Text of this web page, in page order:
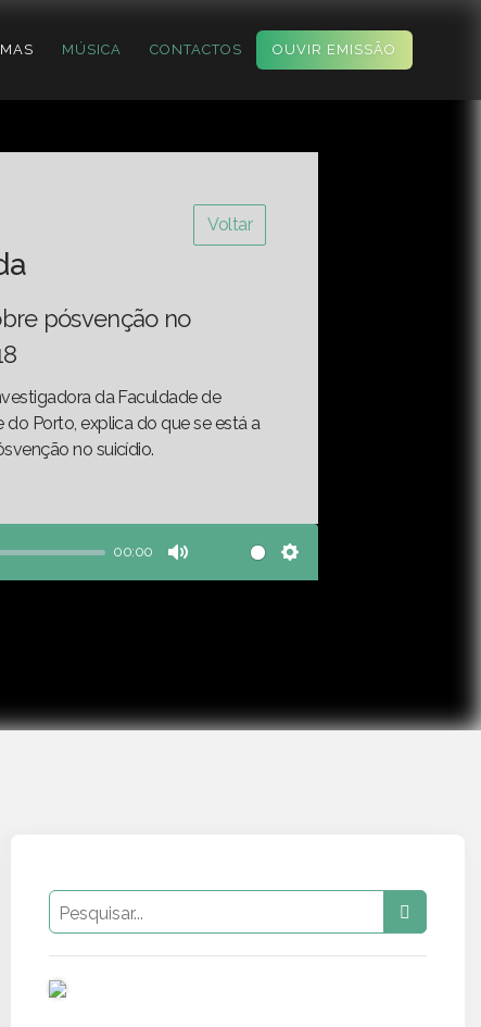
MÚSICA CONTACTOS OUVIR EMISSÃO
Voltar
pósvenção no
da Faculdade de
do Porto, explica do que se está a
no suicídio.
00:00
Mute Settings